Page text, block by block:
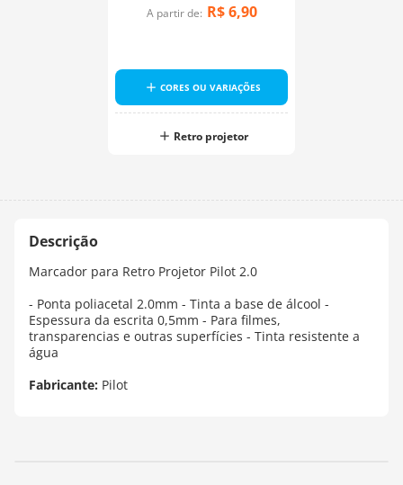
A partir de: R$ 6,90
CORES OU VARIAÇÕES
Retro projetor
Marcador para Retro Projetor Pilot 2.0
- Ponta poliacetal 2.0mm - Tinta a base de álcool -
Espessura da escrita 0,5mm - Para filmes,
transparencias e outras superfícies - Tinta resistente a
água
Fabricante: Pilot